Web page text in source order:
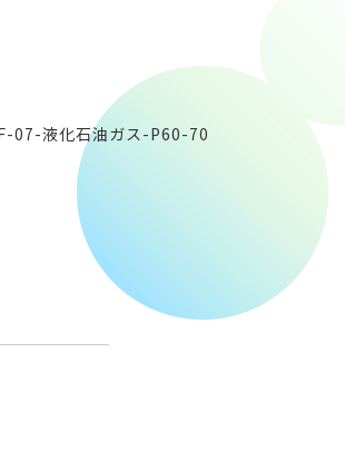
07-液化石油ガス-P60-70